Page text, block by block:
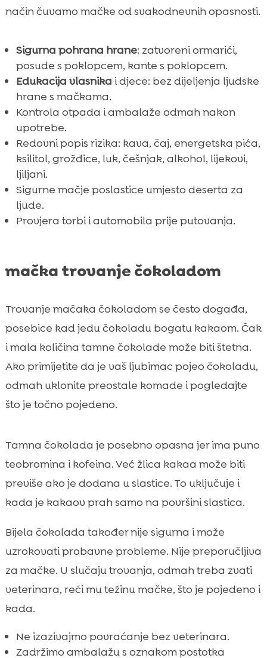
način čuvamo mačke od svakodnevnih opasnosti.
Sigurna pohrana hrane: zatvoreni ormarići,
posude s poklopcem, kante s poklopcem.
Edukacija vlasnika i djece: bez dijeljenja ljudske
hrane s mačkama.
Kontrola otpada i ambalaže odmah nakon
upotrebe.
Redovni popis rizika: kava, čaj, energetska pića,
ksilitol, grožđice, luk, češnjak, alkohol, lijekovi,
ljiljani.
Sigurne mačje poslastice umjesto deserta za
ljude.
Provjera torbi i automobila prije putovanja.
mačka trovanje čokoladom
Trovanje mačaka čokoladom se često događa,
posebice kad jedu čokoladu bogatu kakaom. Čak
i mala količina tamne čokolade može biti štetna.
Ako primijetite da je vaš ljubimac pojeo čokoladu,
odmah uklonite preostale komade i pogledajte
što je točno pojedeno.
Tamna čokolada je posebno opasna jer ima puno
teobromina i kofeina. Već žlica kakaa može biti
previše ako je dodana u slastice. To uključuje i
kada je kakaov prah samo na površini slastica.
Bijela čokolada također nije sigurna i može
uzrokovati probavne probleme. Nije preporučljiva
za mačke. U slučaju trovanja, odmah treba zvati
veterinara, reći mu težinu mačke, što je pojedeno i
kada.
Ne izazivajmo povraćanje bez veterinara.
Zadržimo ambalažu s oznakom postotka